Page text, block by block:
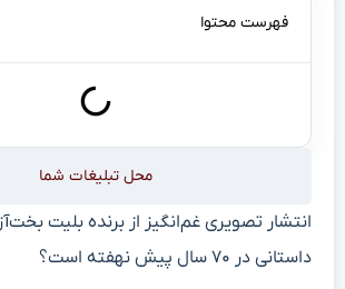
فهرست محتوا
محل تبلیغات شما
انتشار تصویری غم‌انگیز از برنده بلیت
داستانی در ۷۰ سال پیش نهفته است؟